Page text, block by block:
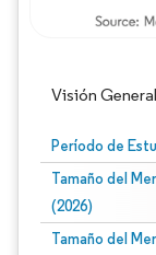
Visión
Período de
Tamaño del
(2026)
Tamaño del